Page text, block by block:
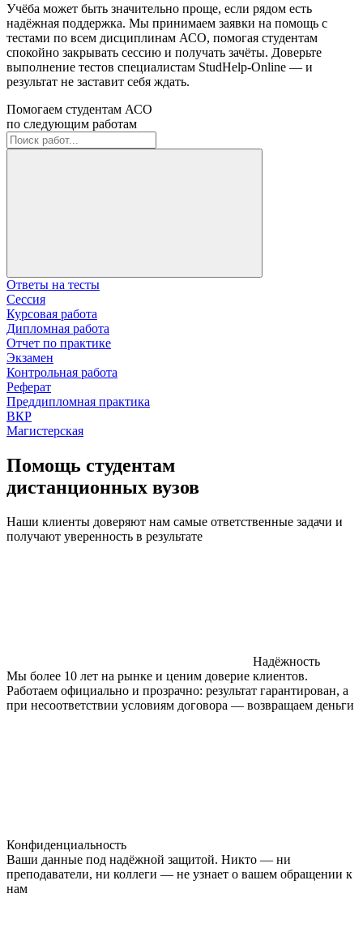
Учёба может быть значительно проще, если рядом есть
надёжная поддержка. Мы принимаем заявки на помощь с
тестами по всем дисциплинам АСО, помогая студентам
спокойно закрывать сессию и получать зачёты. Доверьте
выполнение тестов специалистам StudHelp-Online — и
результат не заставит себя ждать.
Помогаем студентам АСО
по следующим работам
Ответы на тесты
Сессия
Курсовая работа
Дипломная работа
Отчет по практике
Экзамен
Контрольная работа
Реферат
Преддипломная практика
ВКР
Магистерская
Помощь студентам
дистанционных вузов
Наши клиенты доверяют нам самые ответственные задачи и
получают уверенность в результате
Надёжность
Мы более 10 лет на рынке и ценим доверие клиентов.
Работаем официально и прозрачно: результат гарантирован, а
при несоответствии условиям договора — возвращаем деньги
Конфиденциальность
Ваши данные под надёжной защитой. Никто — ни
преподаватели, ни коллеги — не узнает о вашем обращении к
нам